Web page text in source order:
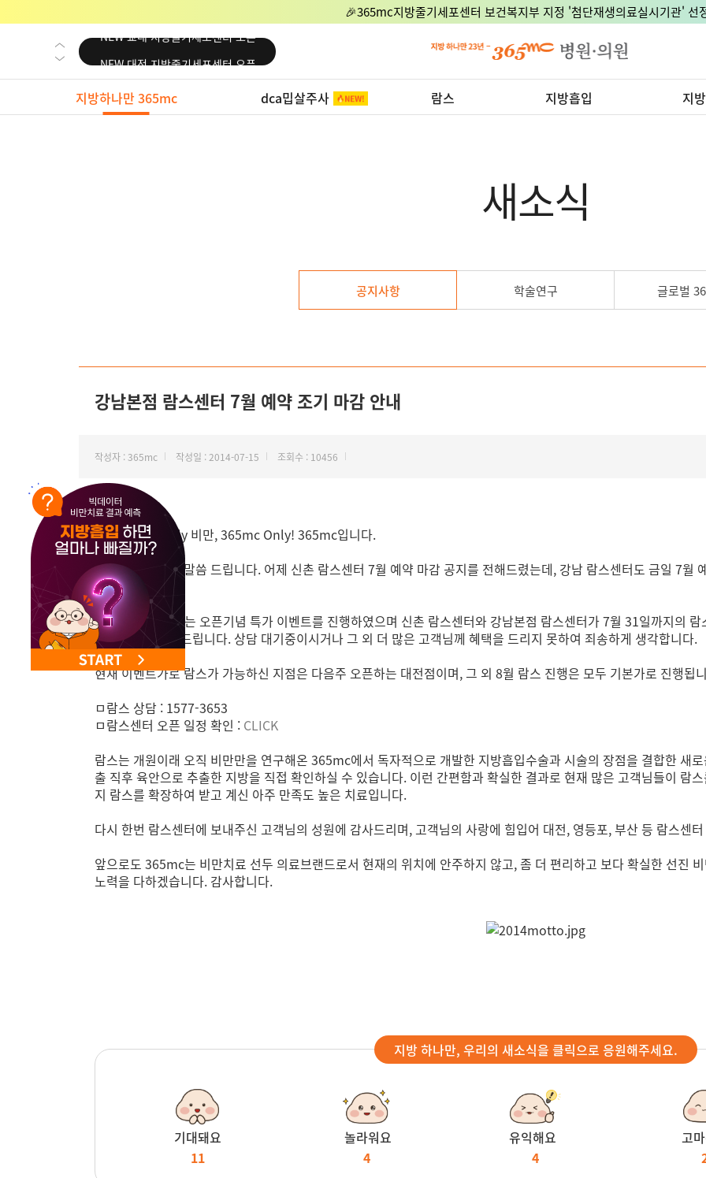
🎉365mc지방줄기세포센터 보건복지부 지정 '첨단재생의료실시기관' 선
NEW 교대 지방줄기세포센터 오픈
NEW 노원 지방줄기세포센터 오픈
NEW 미국 LA점 오픈
지방하나만 365mc dca밉살주사 람스 지방흡입 지
새소식
공지사항 학술연구 글로벌
강남본점 람스센터 7월 예약 조기 마감 안내
작성자 : 365mc 작성일 : 2014-07-15 조회수 : 10456
안녕하세요. Only 비만, 365mc Only! 365mc입니다.
고객님들께 양해 말씀 드립니다. 어제 신촌 람스센터 7월 예약 마감 공지를 전해드렸는데, 강남 람스센터도 금일 7월
되었습니다.
365mc 람스센터는 오픈기념 특가 이벤트를 진행하였으며 신촌 람스센터와 강남본점 람스센터가 7월 31일까지의
감되었음을 알려드립니다. 상담 대기중이시거나 그 외 더 많은 고객님께 혜택을 드리지 못하여 죄송하게 생각합니다.
현재 이벤트가로 람스가 가능하신 지점은 다음주 오픈하는 대전점이며, 그 외 8월 람스 진행은 모두 기본가로 진행됩
ㅁ람스 상담 : 1577-3653
ㅁ람스센터 오픈 일정 확인 : CLICK
람스는 개원이래 오직 비만만을 연구해온 365mc에서 독자적으로 개발한 지방흡입수술과 시술의 장점을 결합한 새
출 직후 육안으로 추출한 지방을 직접 확인하실 수 있습니다. 이런 간편함과 확실한 결과로 현재 많은 고객님들이 람
지 람스를 확장하여 받고 계신 아주 만족도 높은 치료입니다.
다시 한번 람스센터에 보내주신 고객님의 성원에 감사드리며, 고객님의 사랑에 힘입어 대전, 영등포, 부산 등 람스센
앞으로도 365mc는 비만치료 선두 의료브랜드로서 현재의 위치에 안주하지 않고, 좀 더 편리하고 보다 확실한 선진
노력을 다하겠습니다. 감사합니다.
지방 하나만, 우리의 새소식을 클릭으로 응원해주세요.
기대돼요
11
놀라워요
4
유익해요
4
고